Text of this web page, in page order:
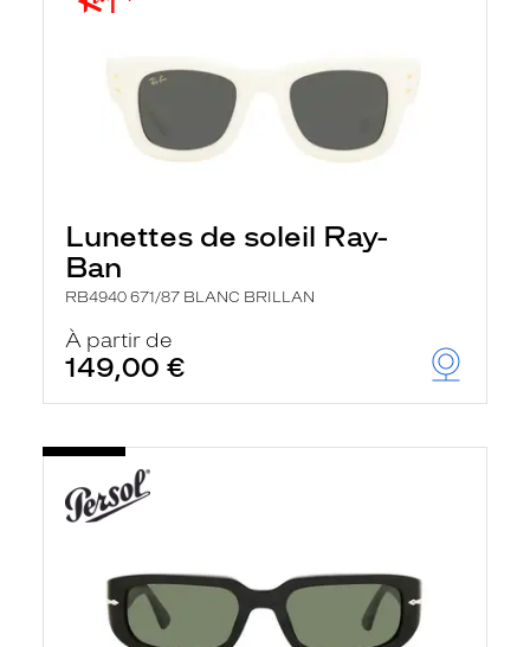
Lunettes de soleil Ray-
Ban
RB4940 671/87 BLANC BRILLAN
À partir de
149,00 €